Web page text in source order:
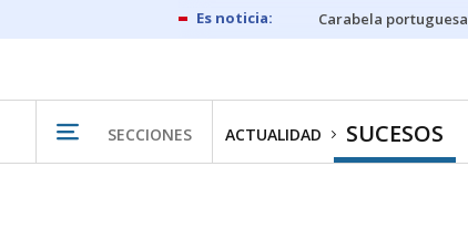
Carabela portuguesa
SECCIONES ACTUALIDAD SUCESOS